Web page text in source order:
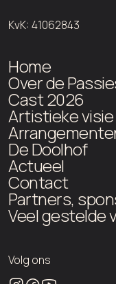
KvK: 41062843
Home
Over de
Cast 2026
Artistieke visie
De Doolhof
Actueel
Contact
Partners,
Veel gestelde
Volg ons